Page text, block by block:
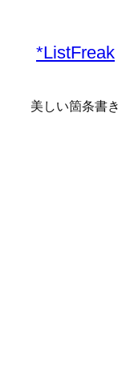
*ListFreak
美しい箇条書き